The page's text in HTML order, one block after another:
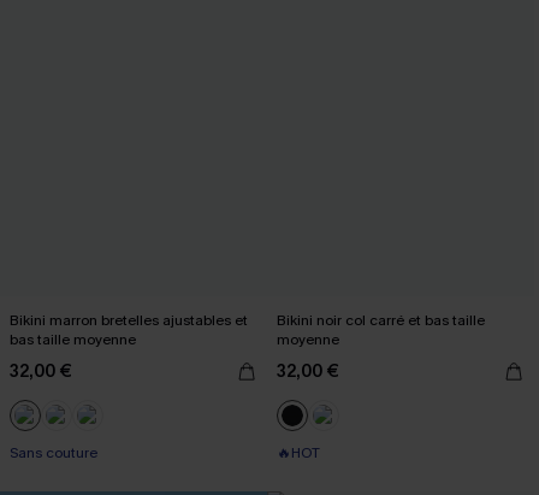
Bikini marron bretelles ajustables et
bas taille moyenne
32,00 €
Sans couture
Bikini noir col carré et bas taille
moyenne
32,00 €
🔥HOT